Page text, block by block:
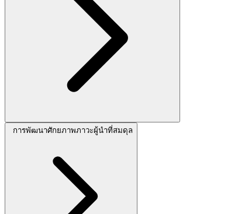
การพัฒนาศักยภาพภาวะผู้นำที่สมดุล